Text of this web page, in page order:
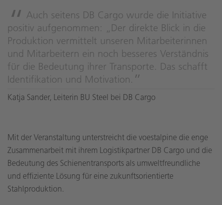
Auch seitens DB Cargo wurde die Initiative
positiv aufgenommen: „Der direkte Blick in die
Produktion vermittelt unseren Mitarbeiterinnen
und Mitarbeitern ein noch besseres Verständnis
für die Bedeutung ihrer Transporte. Das schafft
Identifikation und Motivation.
Katja Sander, Leiterin BU Steel bei DB Cargo
Mit der Veranstaltung unterstreicht die voestalpine die enge
Zusammenarbeit mit ihrem Logistikpartner DB Cargo und die
Bedeutung des Schienentransports als umweltfreundliche
und effiziente Lösung für eine zukunftsorientierte
Stahlproduktion.